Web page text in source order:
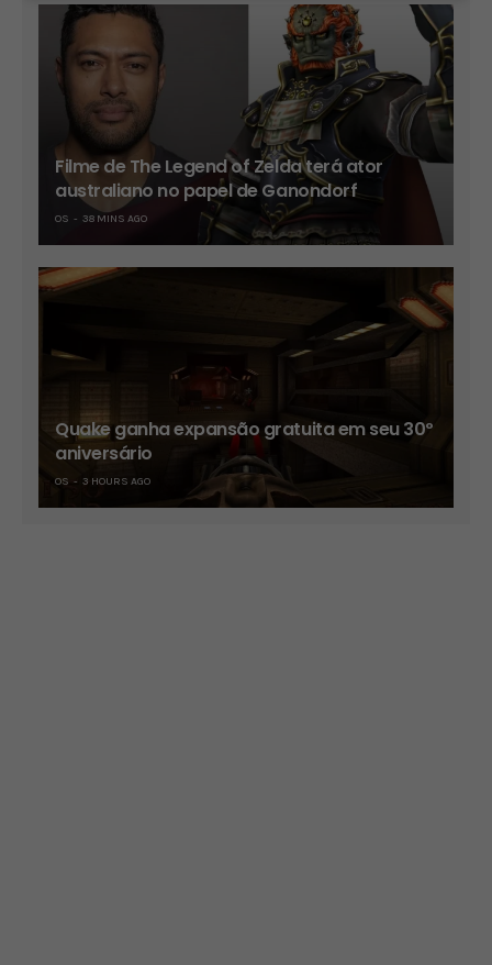
Filme de The Legend of Zelda terá ator
australiano no papel de Ganondorf
OS 38 MINS AGO
Quake ganha expansão gratuita em seu 30º
aniversário
OS 3 HOURS AGO